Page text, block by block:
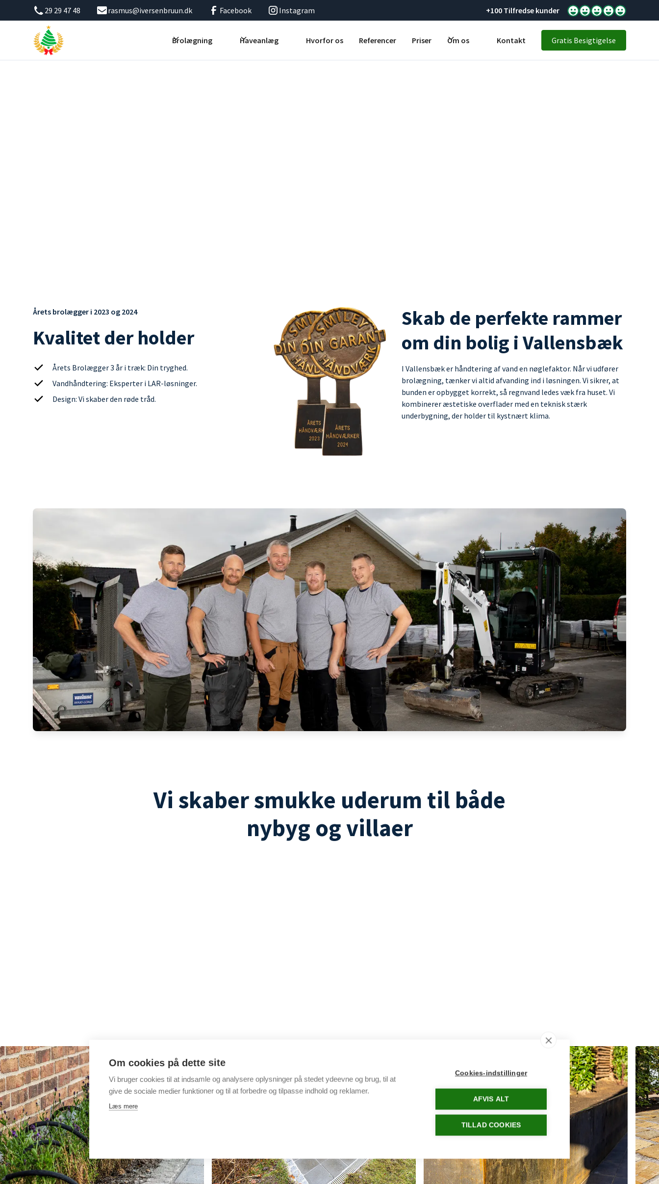
29 29 47 48 rasmus@iversenbruun.dk Facebook Instagram +100 Tilfredse kunder
Brolægning Haveanlæg Hvorfor os Referencer Priser Om os Kontakt Gratis Besigtigelse
Årets brolægger i 2023 og 2024
Kvalitet der holder
Årets Brolægger 3 år i træk: Din tryghed.
Vandhåndtering: Eksperter i LAR-løsninger.
Design: Vi skaber den røde tråd.
Skab de perfekte rammer
om din bolig i Vallensbæk
I Vallensbæk er håndtering af vand en nøglefaktor. Når vi udfører
brolægning, tænker vi altid afvanding ind i løsningen. Vi sikrer, at
bunden er opbygget korrekt, så regnvand ledes væk fra huset. Vi
kombinerer æstetiske overflader med en teknisk stærk
underbygning, der holder til kystnært klima.
Vi skaber smukke uderum til både
nybyg og villaer
Om cookies på dette site
Vi bruger cookies til at indsamle og analysere oplysninger på stedet ydeevne og brug, til at
give de sociale medier funktioner og til at forbedre og tilpasse indhold og reklamer.
Læs mere
Cookies-indstillinger
AFVIS ALT
TILLAD COOKIES